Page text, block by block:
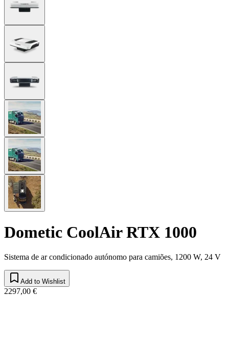
Dometic CoolAir RTX 1000
Sistema de ar condicionado autónomo para camiões, 1200 W, 24 V
Add to Wishlist
2297,00 €